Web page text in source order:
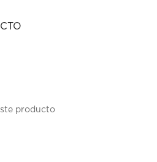
producto